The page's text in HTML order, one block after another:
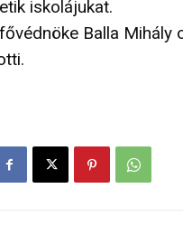
iskolájukat.
Balla Mihály